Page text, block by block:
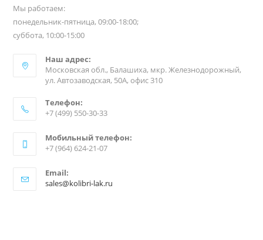
Мы работаем:
понедельник-пятница, 09:00-18:00;
суббота, 10:00-15:00
Наш адрес:
Московская обл., Балашиха, мкр. Железнодорожный,
ул. Автозаводская, 50А, офис 310
Телефон:
+7 (499) 550-30-33
Мобильный телефон:
+7 (964) 624-21-07
Email:
sales@kolibri-lak.ru